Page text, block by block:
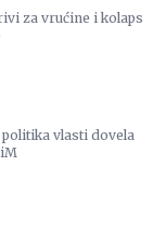
za vrućine i kolaps
politika vlasti dovela